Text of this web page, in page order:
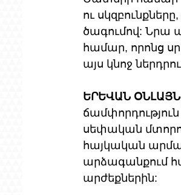
ու
ծագումով: Նրա
համար, որոնց
այս կնոջ
ԵՐԵՎԱՆ ՕՆԼԱՅՆ
սեփական
հայկական
արձագանքում
արժեքներին: